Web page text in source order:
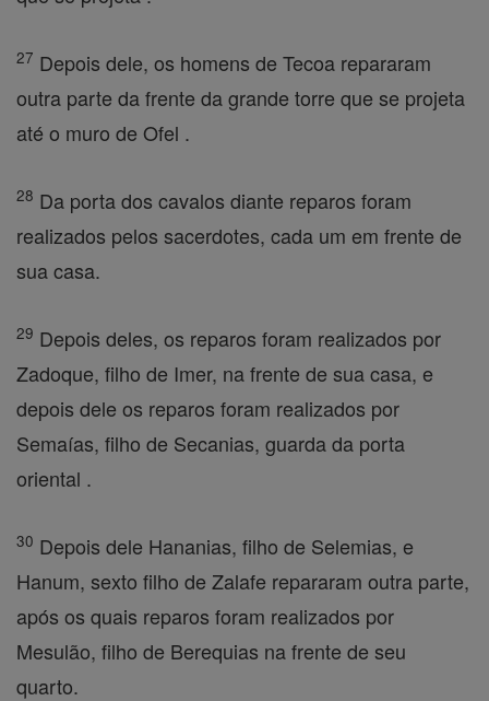
27 Depois dele, os homens de Tecoa repararam
outra parte da frente da grande torre que se projeta
até o muro de Ofel .
28 Da porta dos cavalos diante reparos foram
realizados pelos sacerdotes, cada um em frente de
sua casa.
29 Depois deles, os reparos foram realizados por
Zadoque, filho de Imer, na frente de sua casa, e
depois dele os reparos foram realizados por
Semaías, filho de Secanias, guarda da porta
oriental .
30 Depois dele Hananias, filho de Selemias, e
Hanum, sexto filho de Zalafe repararam outra parte,
após os quais reparos foram realizados por
Mesulão, filho de Berequias na frente de seu
quarto.